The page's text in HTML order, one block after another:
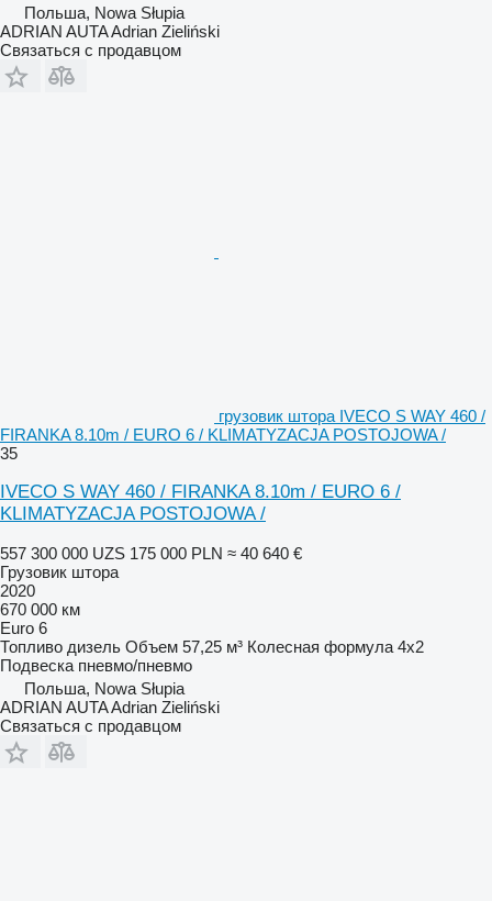
Польша, Nowa Słupia
ADRIAN AUTA Adrian Zieliński
Связаться с продавцом
грузовик штора IVECO S WAY 460 /
FIRANKA 8.10m / EURO 6 / KLIMATYZACJA POSTOJOWA /
35
IVECO S WAY 460 / FIRANKA 8.10m / EURO 6 /
KLIMATYZACJA POSTOJOWA /
557 300 000 UZS 175 000 PLN ≈ 40 640 €
Грузовик штора
2020
670 000 км
Euro 6
Топливо дизель Объем 57,25 м³ Колесная формула 4x2
Подвеска пневмо/пневмо
Польша, Nowa Słupia
ADRIAN AUTA Adrian Zieliński
Связаться с продавцом